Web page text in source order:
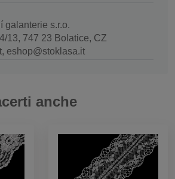
galanterie s.r.o.
13, 747 23 Bolatice, CZ
eshop@stoklasa.it
anche